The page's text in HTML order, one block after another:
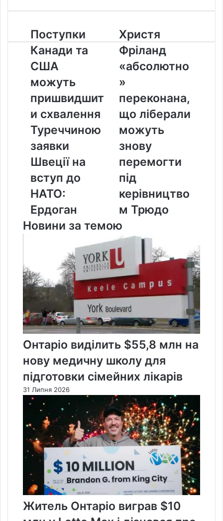
Поступки
Канади
та
США
можуть
пришвидшити
схвалення
Туреччиною
заявки
Швеції
на
вступ
до
НАТО:
Ердоган
Поступки
Канади та
США
можуть
пришвидшит
и схвалення
Туреччиною
заявки
Швеції на
вступ до
НАТО:
Ердоган
Христя
Фріланд
«абсолютно»
переконана,
що
ліберали
можуть
знову
перемогти
керівництвом
Трюдо
Христя
Фріланд
«абсолютно
»
переконана,
що ліберали
можуть
знову
перемогти
під
керівництво
м Трюдо
Новини за темою
Онтаріо виділить $55,8 млн на
нову медичну школу для
підготовки сімейних лікарів
31 Липня 2026
Житель Онтаріо виграв $10